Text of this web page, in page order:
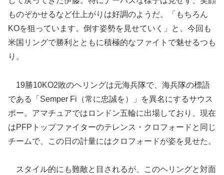
ものぞかせるなど仕上がりは好調のようだ。「もちろん
KOを狙っています。倒す姿勢を見せていく」と、今回も
米国リングで勝利とともに積極的なファイトで魅せるつも
り。
19勝10KO2敗のヘリングは元海兵隊で、海兵隊の標語
である「Semper Fi（常に忠誠を）」を異名にするサウス
ポー。アマチュアではロンドン五輪に出場しており、現在
はPFPトップファイターのテレンス・クロフォードと同じ
チームで、この日の計量にはクロフォードが姿を見せた。
スタイル的にも難敵と目されるが、このヘリングと対面